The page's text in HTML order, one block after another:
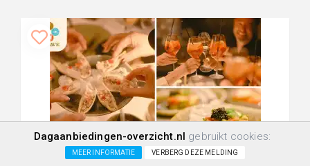
Dagaanbiedingen-overzicht.nl gebruikt cookies:
MEER INFORMATIE VERBERG DEZE MELDING